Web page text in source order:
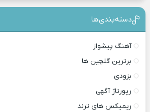
دسته‌بندی‎‌‌ها
آهنگ پیشواز
برترین گلچین ها
بزودی
رپورتاژ آگهی
ریمیکس های ترند